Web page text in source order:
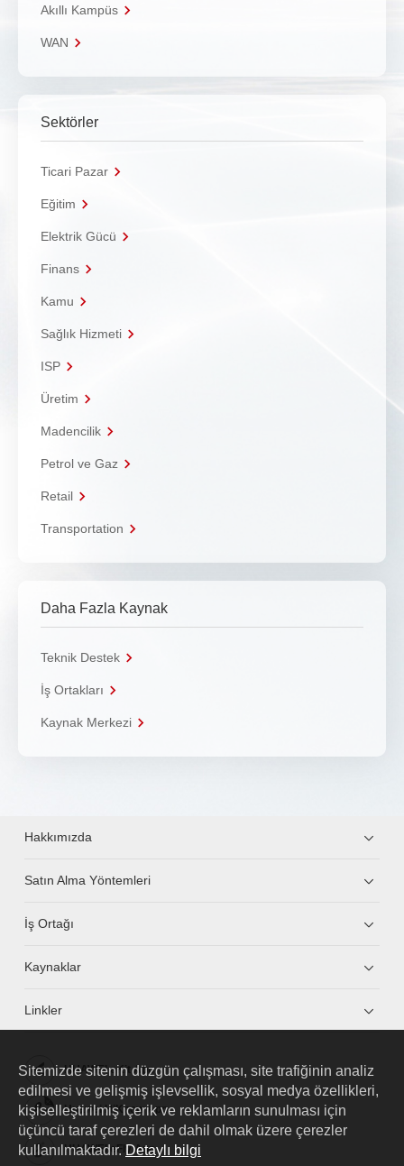
Akıllı Kampüs
WAN
Sektörler
Ticari Pazar
Eğitim
Elektrik Gücü
Finans
Kamu
Sağlık Hizmeti
ISP
Üretim
Madencilik
Petrol ve Gaz
Retail
Transportation
Daha Fazla Kaynak
Teknik Destek
İş Ortakları
Kaynak Merkezi
Hakkımızda
Satın Alma Yöntemleri
İş Ortağı
Kaynaklar
Linkler
HUAWEI eKit App
Huawei HiKnow App
HUAWEI eFly App
Sitemizde sitenin düzgün çalışması, site trafiğinin analiz
edilmesi ve gelişmiş işlevsellik, sosyal medya özellikleri,
kişiselleştirilmiş içerik ve reklamların sunulması için
üçüncü taraf çerezleri de dahil olmak üzere çerezler
kullanılmaktadır. Detaylı bilgi